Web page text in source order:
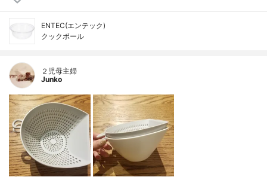
ENTEC(エンテック)
クックボール
２児母主婦
Junko